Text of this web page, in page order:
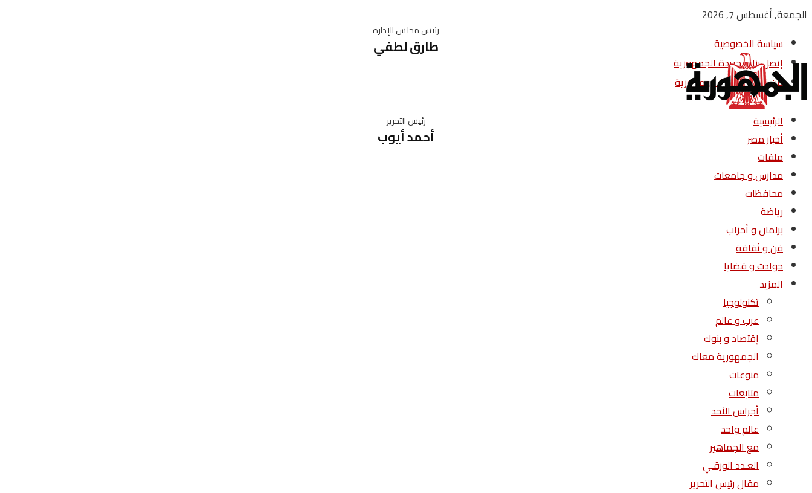
الجمعة, أغسطس 7, 2026
سياسة الخصوصية
إتصل بنا – جريدة الجمهورية
من نحن – جريدة الجمهورية
رئيس مجلس الإدارة
طارق لطفي
رئيس التحرير
أحمد أيوب
الرئيسية
أخبار مصر
ملفات
مدارس و جامعات
محافظات
رياضة
برلمان و أحزاب
فن و ثقافة
حوادث و قضايا
المزيد
تكنولوجيا
عرب و عالم
إقتصاد و بنوك
الجمهورية معاك
منوعات
متابعات
أجراس الأحد
عالم واحد
مع الجماهير
العـدد الورقـي
مقال رئيس التحرير